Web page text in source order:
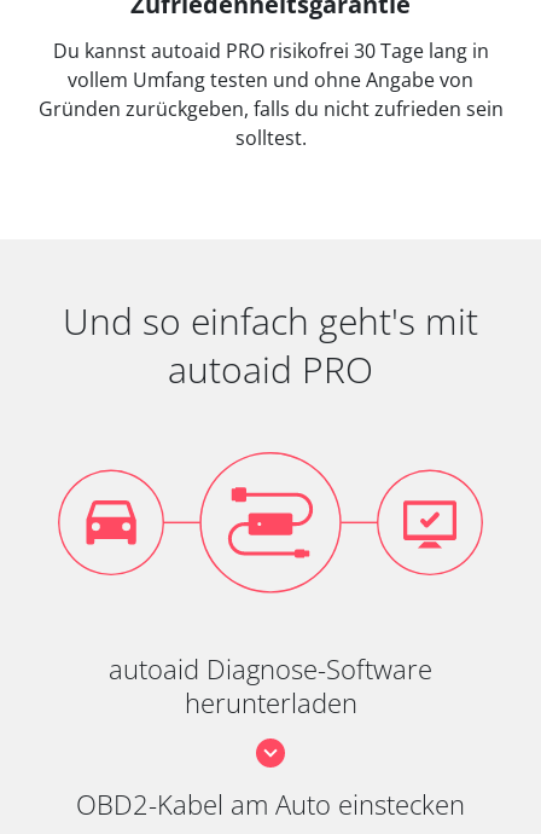
Du kannst autoaid PRO risikofrei 30 Tage lang in
vollem Umfang testen und ohne Angabe von
Gründen zurückgeben, falls du nicht zufrieden sein
solltest.
Und so einfach geht's mit
autoaid PRO
autoaid Diagnose-Software
herunterladen
OBD2-Kabel am Auto einstecken